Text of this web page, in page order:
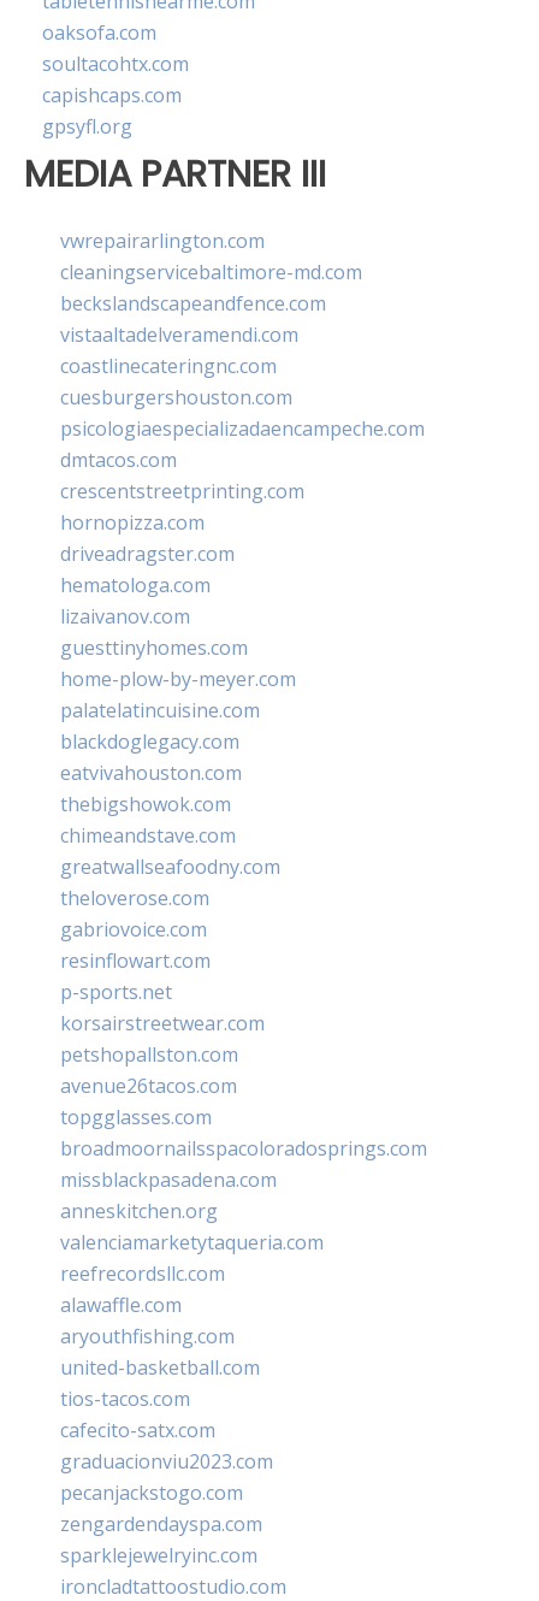
oaksofa.com
soultacohtx.com
capishcaps.com
gpsyfl.org
MEDIA PARTNER III
vwrepairarlington.com
cleaningservicebaltimore-md.com
beckslandscapeandfence.com
vistaaltadelveramendi.com
coastlinecateringnc.com
cuesburgershouston.com
psicologiaespecializadaencampeche.com
dmtacos.com
crescentstreetprinting.com
hornopizza.com
driveadragster.com
hematologa.com
lizaivanov.com
guesttinyhomes.com
home-plow-by-meyer.com
palatelatincuisine.com
blackdoglegacy.com
eatvivahouston.com
thebigshowok.com
chimeandstave.com
greatwallseafoodny.com
theloverose.com
gabriovoice.com
resinflowart.com
p-sports.net
korsairstreetwear.com
petshopallston.com
avenue26tacos.com
topgglasses.com
broadmoornailsspacoloradosprings.com
missblackpasadena.com
anneskitchen.org
valenciamarketytaqueria.com
reefrecordsllc.com
alawaffle.com
aryouthfishing.com
united-basketball.com
tios-tacos.com
cafecito-satx.com
graduacionviu2023.com
pecanjackstogo.com
zengardendayspa.com
sparklejewelryinc.com
ironcladtattoostudio.com